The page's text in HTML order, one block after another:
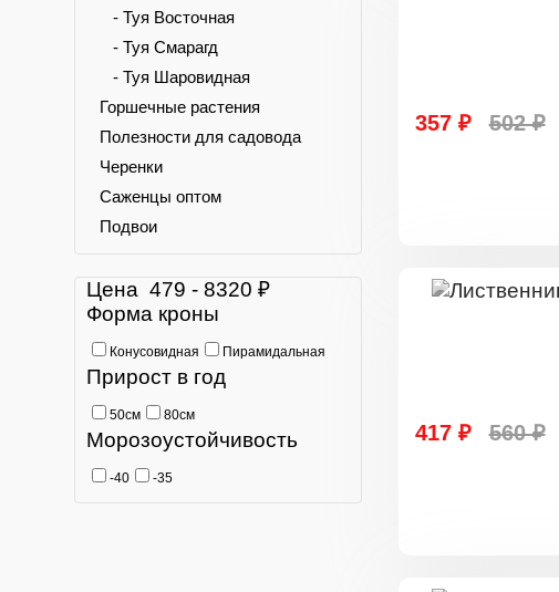
- Туя Восточная
- Туя Смарагд
- Туя Шаровидная
Горшечные растения
Полезности для садовода
Черенки
Саженцы оптом
Подвои
Цена 479 - 8320 ₽
Форма кроны
Конусовидная Пирамидальная
Прирост в год
50см 80см
Морозоустойчивость
-40 -35
357 ₽ 502 ₽
417 ₽ 560 ₽